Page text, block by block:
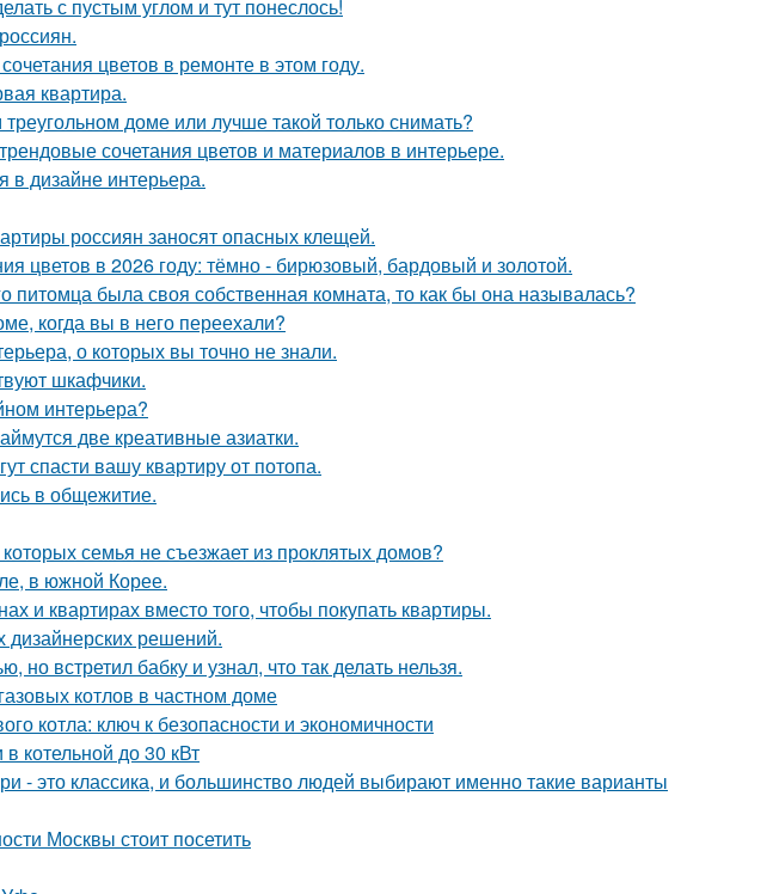
с пустым углом и тут понеслось!
цветов в ремонте в этом году.
квартира.
доме или лучше такой только снимать?
сочетания цветов и материалов в интерьере.
дизайне интерьера.
россиян заносят опасных клещей.
цветов в 2026 году: тёмно - бирюзовый, бардовый и золотой.
была своя собственная комната, то как бы она называлась?
когда вы в него переехали?
о которых вы точно не знали.
шкафчики.
интерьера?
две креативные азиатки.
спасти вашу квартиру от потопа.
в общежитие.
семья не съезжает из проклятых домов?
в южной Корее.
и квартирах вместо того, чтобы покупать квартиры.
дизайнерских решений.
но встретил бабку и узнал, что так делать нельзя.
котлов в частном доме
котла: ключ к безопасности и экономичности
котельной до 30 кВт
- это классика, и большинство людей выбирают именно такие варианты
Москвы стоит посетить